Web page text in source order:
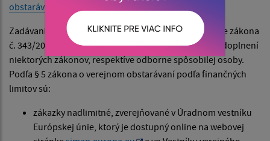
obstarávanie
Zadávanie zákaziek zabezpečuje obec Brekov v zmysle zákona
č. 343/2015 Z. z. o verejnom obstarávaní a o zmene a doplnení
niektorých zákonov, respektíve odborne spôsobilej osoby.
Podľa § 5 zákona o verejnom obstarávaní podľa finančných
limitov sú:
zákazky nadlimitné, zverejňované v Úradnom vestníku
Európskej únie, ktorý je dostupný online na webovej